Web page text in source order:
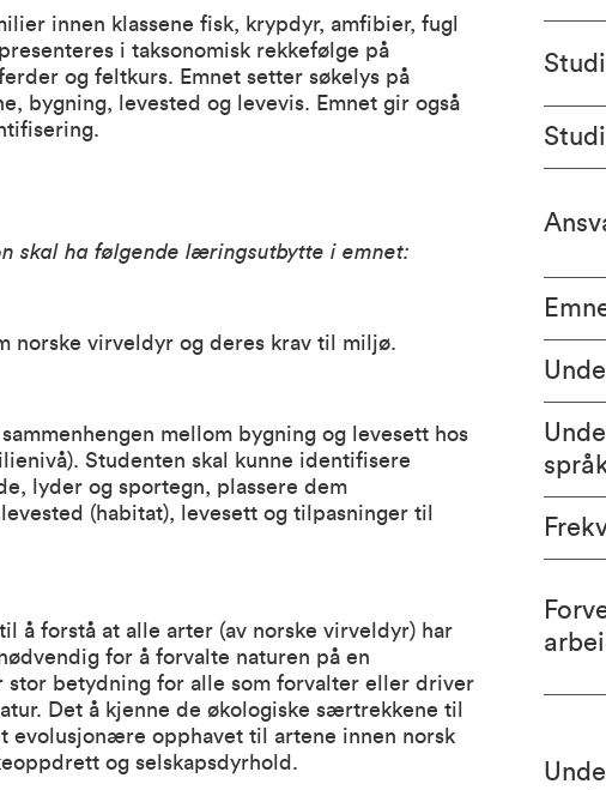
innen klassene fisk, krypdyr, amfibier, fugl
i taksonomisk rekkefølge på
og feltkurs. Emnet setter søkelys på
bygning, levested og levevis. Emnet gir også
skal ha følgende læringsutbytte i emnet:
norske virveldyr og deres krav til miljø.
mellom bygning og levesett hos
Studenten skal kunne identifisere
lyder og sportegn, plassere dem
(habitat), levesett og tilpasninger til
å forstå at alle arter (av norske virveldyr) har
for å forvalte naturen på en
stor betydning for alle som forvalter eller driver
Det å kjenne de økologiske særtrekkene til
evolusjonære opphavet til artene innen norsk
og selskapsdyrhold.